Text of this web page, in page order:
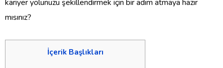
kariyer yolunuzu şekillendirmek için bir adım atmaya hazır
mısınız?
İçerik Başlıkları